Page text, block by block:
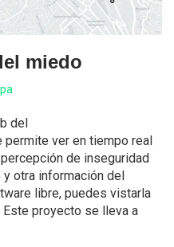
miedo
del
ver en tiempo real
de inseguridad
y otra información del
libre, puedes vistarla
proyecto se lleva a